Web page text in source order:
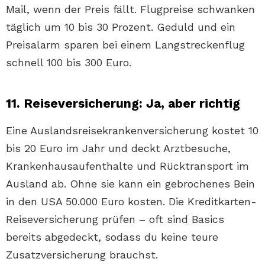
Mail, wenn der Preis fällt. Flugpreise schwanken
täglich um 10 bis 30 Prozent. Geduld und ein
Preisalarm sparen bei einem Langstreckenflug
schnell 100 bis 300 Euro.
11. Reiseversicherung: Ja, aber richtig
Eine Auslandsreisekrankenversicherung kostet 10
bis 20 Euro im Jahr und deckt Arztbesuche,
Krankenhausaufenthalte und Rücktransport im
Ausland ab. Ohne sie kann ein gebrochenes Bein
in den USA 50.000 Euro kosten. Die Kreditkarten-
Reiseversicherung prüfen – oft sind Basics
bereits abgedeckt, sodass du keine teure
Zusatzversicherung brauchst.